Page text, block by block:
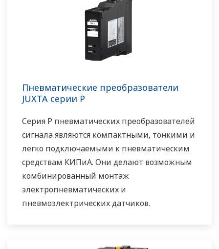
Пневматические преобразователи
JUXTA серии P
Серия P пневматических преобразователей
сигнала являются компактными, тонкими и
легко подключаемыми к пневматическим
средствам КИПиА. Они делают возможным
комбинированный монтаж
электропневматических и
пневмоэлектрических датчиков.